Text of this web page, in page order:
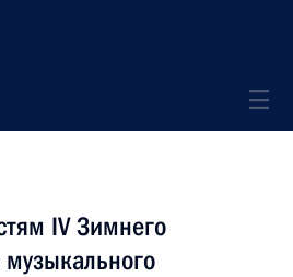
IV Зимнего